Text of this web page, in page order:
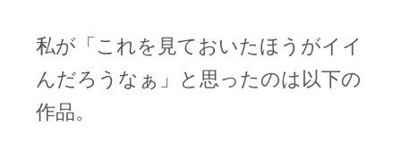
私が「これを見ておいたほうがイイ
んだろうなぁ」と思ったのは以下の
作品。